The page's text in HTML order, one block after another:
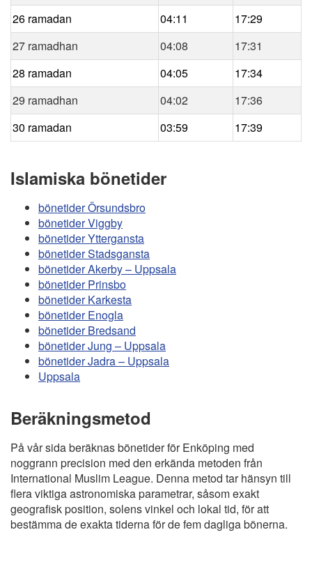
26 ramadan
04:11
17:29
27 ramadhan
04:08
17:31
28 ramadan
04:05
17:34
29 ramadhan
04:02
17:36
30 ramadan
03:59 17:39
Islamiska bönetider
bönetider Örsundsbro
bönetider Viggby
bönetider Yttergansta
bönetider Stadsgansta
bönetider Akerby – Uppsala
bönetider Prinsbo
bönetider Karkesta
bönetider Enogla
bönetider Bredsand
bönetider Jung – Uppsala
bönetider Jadra – Uppsala
Uppsala
Beräkningsmetod
På vår sida beräknas bönetider för Enköping med
noggrann precision med den erkända metoden från
International Muslim League. Denna metod tar hänsyn till
flera viktiga astronomiska parametrar, såsom exakt
geografisk position, solens vinkel och lokal tid, för att
bestämma de exakta tiderna för de fem dagliga bönerna.